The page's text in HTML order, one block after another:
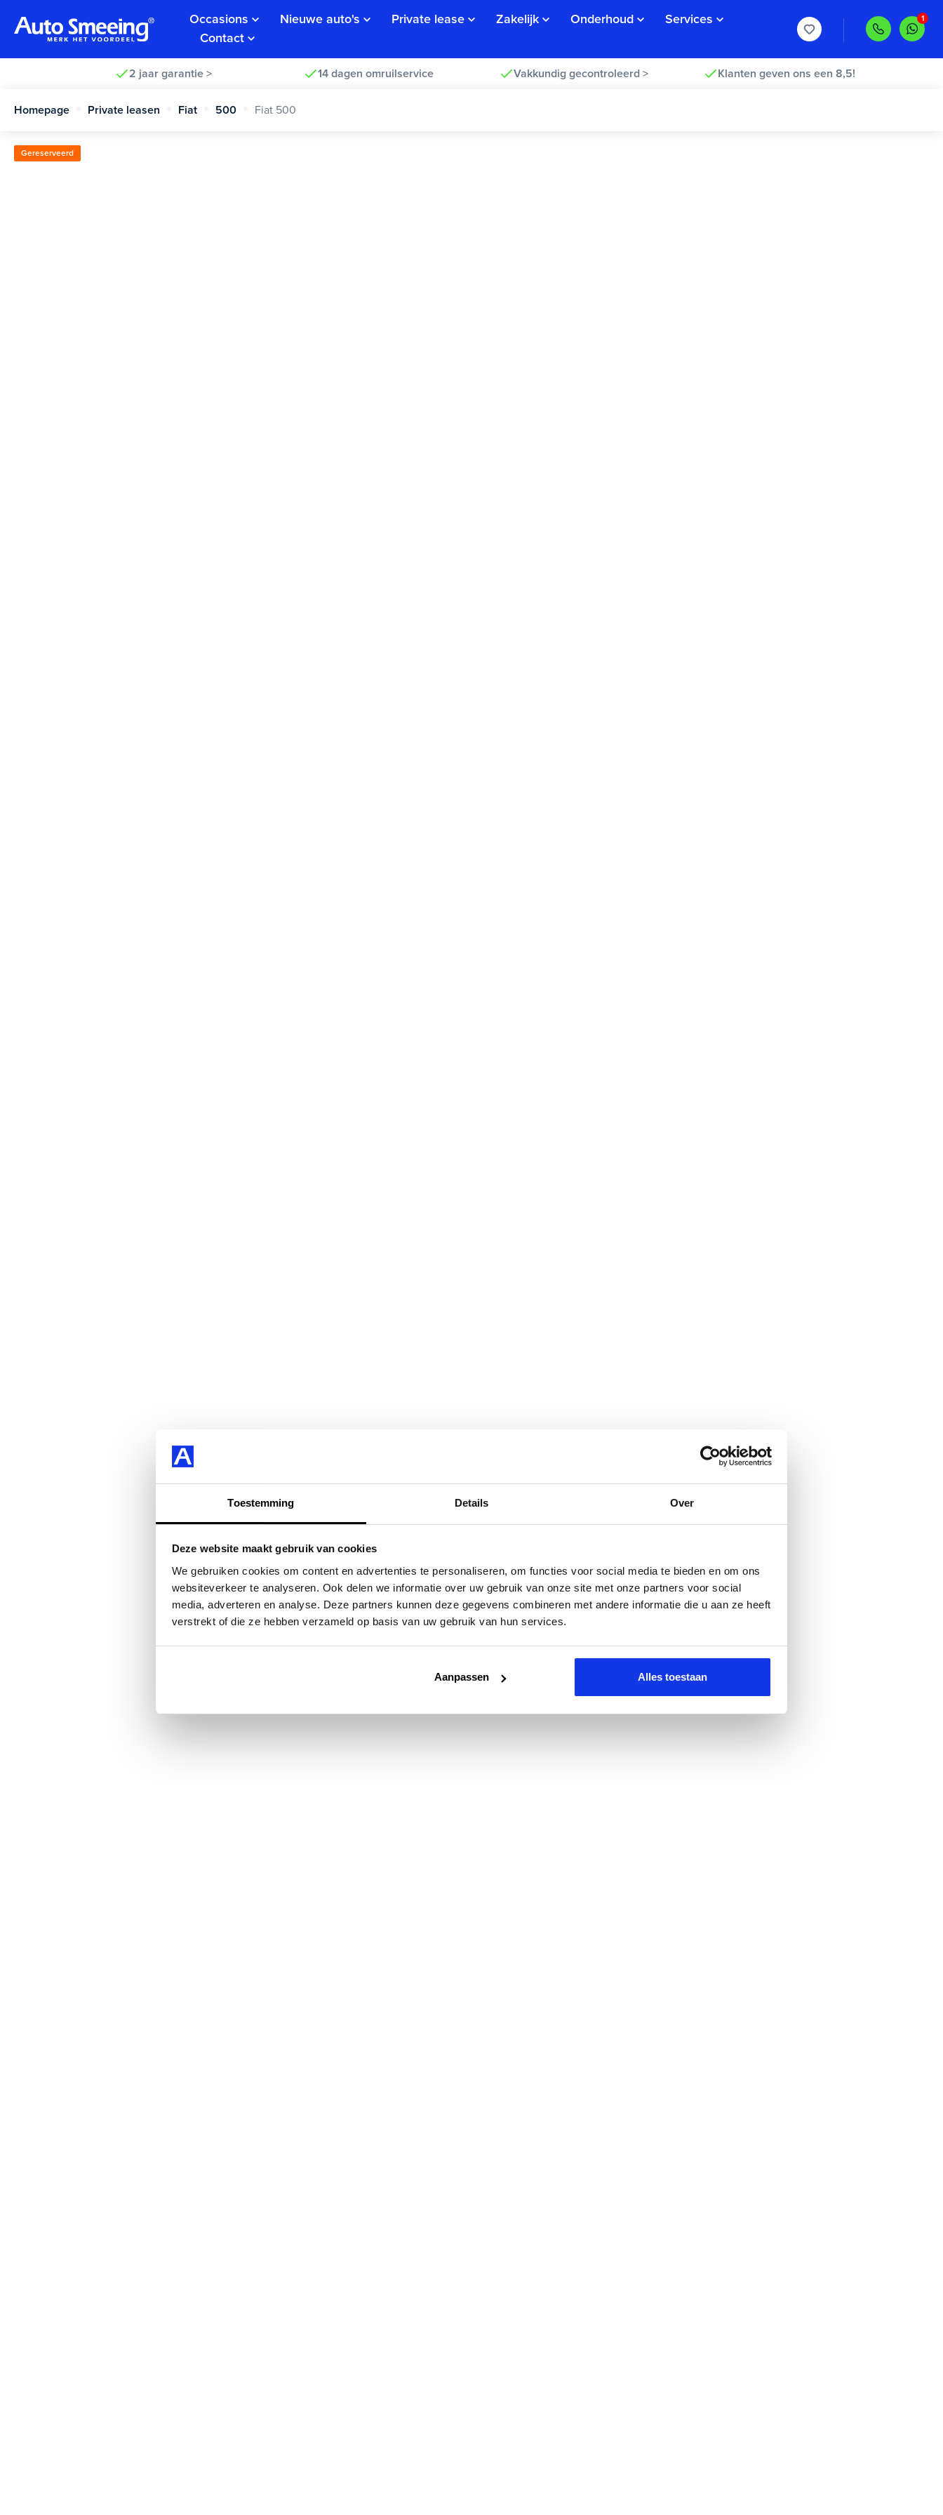
Toestemming Details Over
Deze website maakt gebruik van cookies
We gebruiken cookies om content en advertenties te personaliseren, om functies voor social media te bieden en om ons
websiteverkeer te analyseren. Ook delen we informatie over uw gebruik van onze site met onze partners voor social
media, adverteren en analyse. Deze partners kunnen deze gegevens combineren met andere informatie die u aan ze heeft
verstrekt of die ze hebben verzameld op basis van uw gebruik van hun services.
Aanpassen Alles toestaan
Occasions Nieuwe auto's Private lease Zakelijk Onderhoud
Services
Contact
2 jaar garantie > 14 dagen omruilservice Vakkundig gecontroleerd > Klanten geven ons een 8,5!
Homepage Private leasen Fiat 500 Fiat 500
Gereserveerd